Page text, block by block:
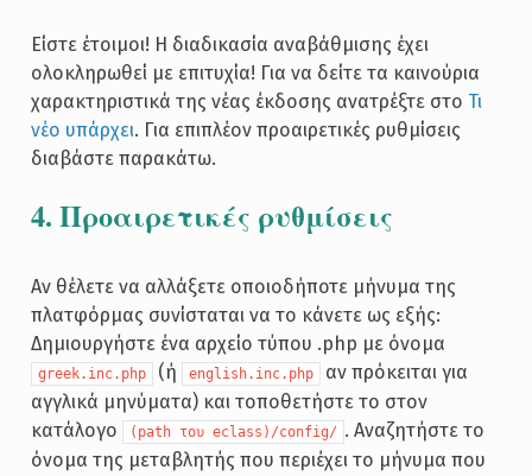
Είστε έτοιμοι! Η διαδικασία αναβάθμισης έχει
ολοκληρωθεί με επιτυχία! Για να δείτε τα καινούρια
χαρακτηριστικά της νέας έκδοσης ανατρέξτε στο Τι
νέο υπάρχει. Για επιπλέον προαιρετικές ρυθμίσεις
διαβάστε παρακάτω.
4. Προαιρετικές ρυθμίσεις
Αν θέλετε να αλλάξετε οποιοδήποτε μήνυμα της
πλατφόρμας συνίσταται να το κάνετε ως εξής:
Δημιουργήστε ένα αρχείο τύπου .php με όνομα
greek.inc.php (ή english.inc.php
αν πρόκειται για
αγγλικά μηνύματα) και τοποθετήστε το στον
κατάλογο
(path του eclass)/config/ . Αναζητήστε το
όνομα της μεταβλητής που περιέχει το μήνυμα που